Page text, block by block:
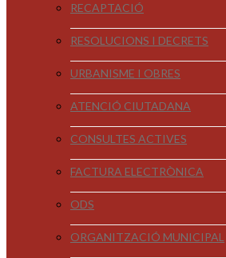
RECAPTACIÓ
RESOLUCIONS I DECRETS
URBANISME I OBRES
ATENCIÓ CIUTADANA
CONSULTES ACTIVES
FACTURA ELECTRÒNICA
ODS
ORGANITZACIÓ MUNICIPAL